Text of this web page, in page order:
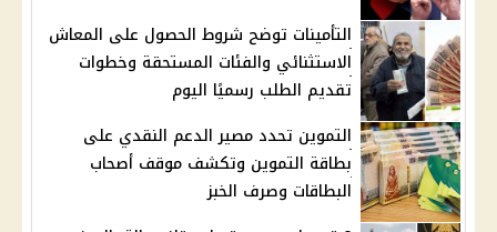
التأمينات توضح شروط الحصول على المعاش
الاستثنائي والفئات المستحقة وخطوات
تقديم الطلب رسميًا اليوم
التموين تحدد مصير الدعم النقدي على
بطاقة التموين وتكشف موقف أصحاب
البطاقات وصرف الخبز